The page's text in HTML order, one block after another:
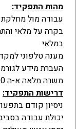
מהות התפקיד:
עבודה מול מחלקת
בקרה על מלאי
במלאי
מענה טלפוני
העברת מידע
משרה מלאה א-ה 8:30-17:30,
דרישות התפקיד:
ניסיון קודם
יכולת עבודה